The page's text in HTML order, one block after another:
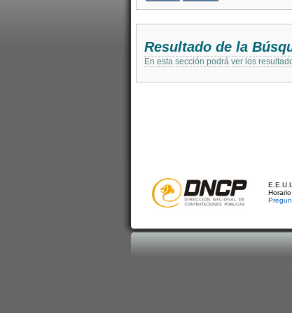
Resultado de la
En esta sección podrá ver los